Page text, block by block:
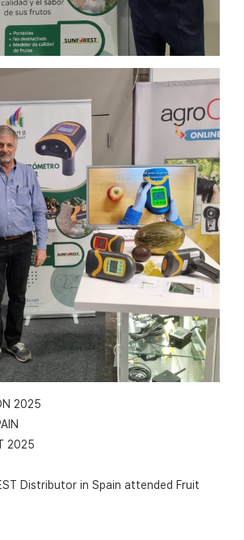
2025
2025
Distributor in Spain attended Fruit